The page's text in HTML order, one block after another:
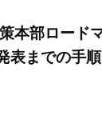
本部ロード
表までの手